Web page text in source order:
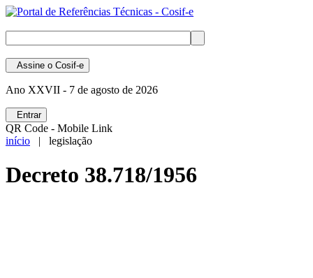
Assine o Cosif-e
Ano XXVII - 7 de agosto de 2026
Entrar
QR Code - Mobile Link
início | legislação
Decreto 38.718/1956